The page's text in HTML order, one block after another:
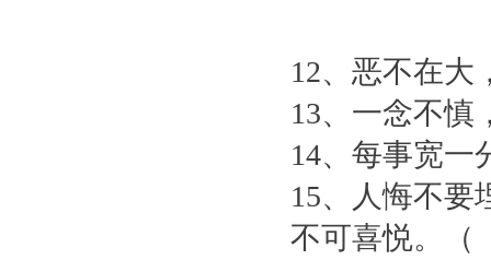
12、恶不在大
13、一念不慎
14、每事宽一
15、人悔不要
不可喜悦。（